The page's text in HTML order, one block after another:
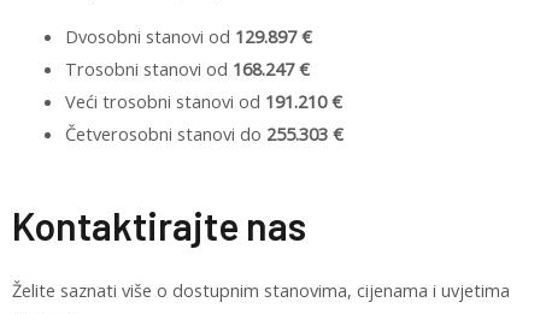
Dvosobni stanovi od 129.897 €
Trosobni stanovi od 168.247 €
Veći trosobni stanovi od 191.210 €
Četverosobni stanovi do 255.303 €
Kontaktirajte nas
Želite saznati više o dostupnim stanovima, cijenama i uvjetima